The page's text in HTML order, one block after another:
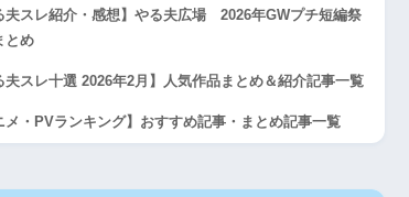
夫スレ紹介・感想】やる夫広場 2026年GWプチ短編祭
とめ
夫スレ十選 2026年2月】人気作品まとめ＆紹介記事一覧
メ・PVランキング】おすすめ記事・まとめ記事一覧